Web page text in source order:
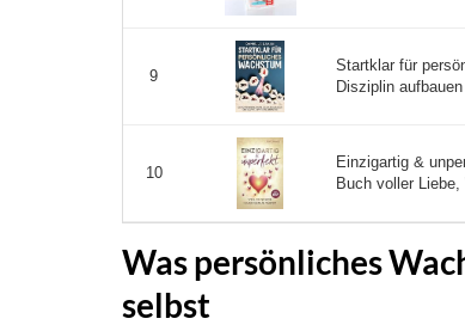
9
Startklar für
Disziplin
10
Einzigartig &
Buch voller Liebe,
Was persönliches
selbst